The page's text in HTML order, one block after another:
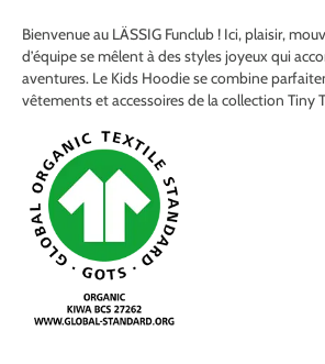
Bienvenue au LÄSSIG Funclub ! Ici, plaisir,
d’équipe se mêlent à des styles joyeux qui
aventures. Le Kids Hoodie se combine
vêtements et accessoires de la collection Tiny